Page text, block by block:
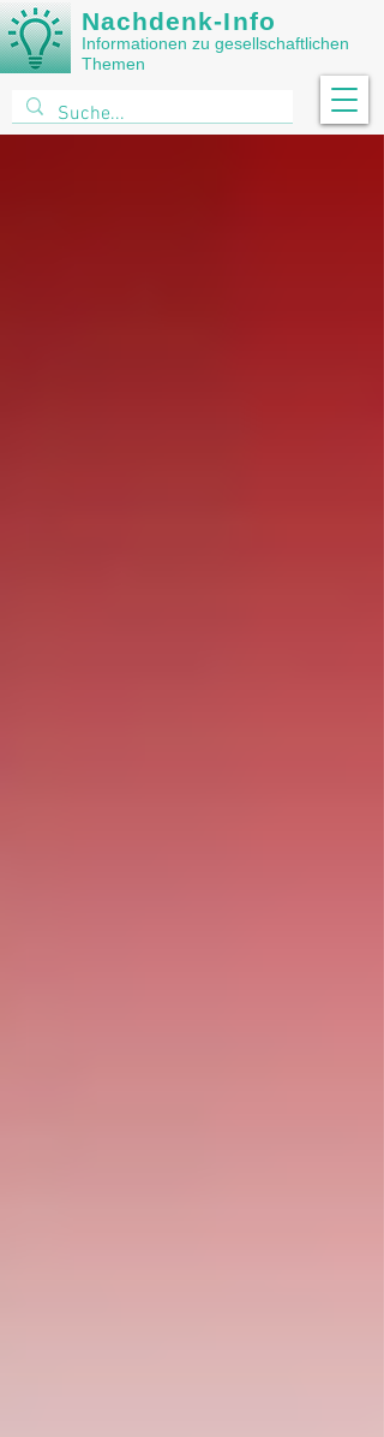
Nachdenk-Info
Informationen zu gesellschaftlichen
Themen